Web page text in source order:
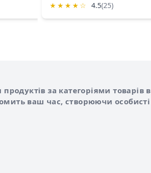
★ ★ ★ ★ ☆ 4.5(25)
за категоріями товарів
ваш час, створюючи